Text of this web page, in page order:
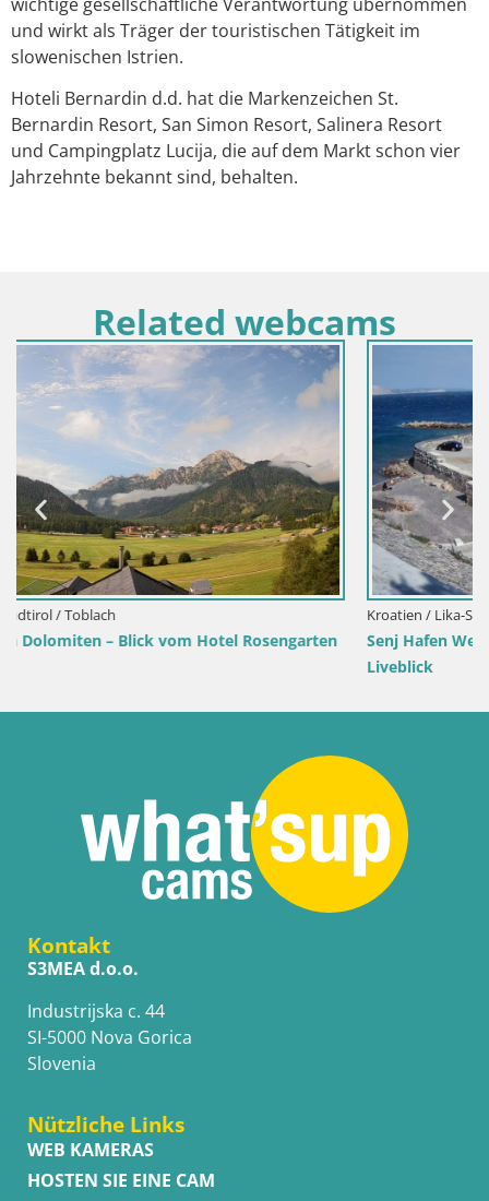
und wirkt als Träger der touristischen Tätigkeit im
slowenischen Istrien.
Hoteli Bernardin d.d. hat die Markenzeichen St.
Bernardin Resort, San Simon Resort, Salinera Resort
und Campingplatz Lucija, die auf dem Markt schon vier
Jahrzehnte bekannt sind, behalten.
Related webcams
Kroatien / Lika-Senj / Senj
Senj Hafen Webcam – Wellenbrecher & Leuchtturm
Kontakt
S3MEA d.o.o.
Industrijska c. 44
SI-5000 Nova Gorica
Slovenia
Nützliche Links
WEB KAMERAS
HOSTEN SIE EINE CAM